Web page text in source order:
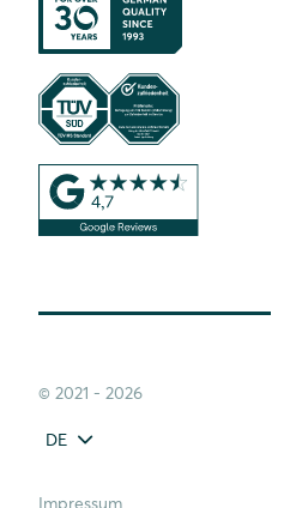
© 2021 - 2026
DE
Impressum